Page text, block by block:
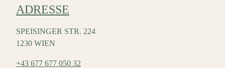
ADRESSE
SPEISINGER STR. 224
1230 WIEN
+43 677 677 050 32